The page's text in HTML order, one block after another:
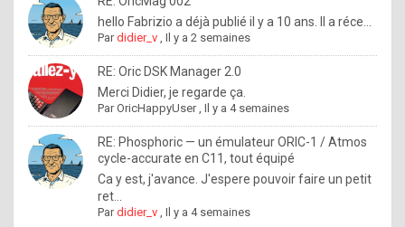
o
l
e
x
.
I
f
y
hello Fabrizio a déjà publié il y a 10 ans. Il a réce...
Pardidier_v ,Il y a 2 semaines
RE: Oric DSK Manager 2.0
Merci Didier, je regarde ça.
ParOricHappyUser,Il y a 4 semaines
RE: Phosphoric — un émulateur ORIC-1 / Atmos
cycle-accurate en C11, tout équipé
Ca y est, j'avance. J'espere pouvoir faire un petit
ret...
Pardidier_v ,Il y a 4 semaines